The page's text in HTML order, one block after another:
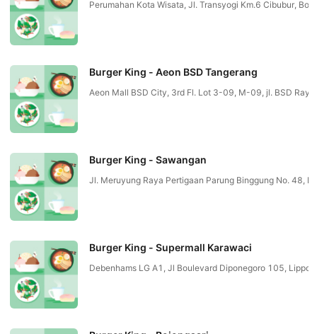
Perumahan Kota Wisata, Jl. Transyogi Km.6 Cibubur,
Burger King - Aeon BSD Tangerang
Aeon Mall BSD City, 3rd Fl. Lot 3-09, M-09, jl. BSD
Burger King - Sawangan
Jl. Meruyung Raya Pertigaan Parung Binggung No. 48,
Burger King - Supermall Karawaci
Debenhams LG A1, Jl Boulevard Diponegoro 105, Lippo